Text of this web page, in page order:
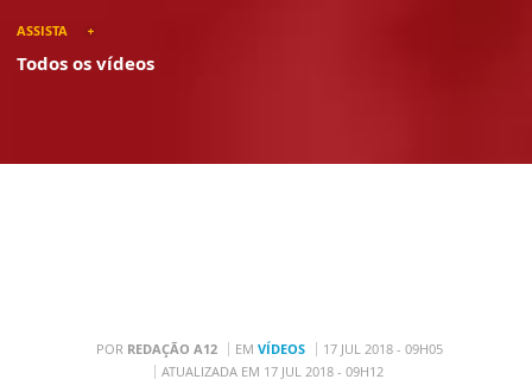
ASSISTA
Todos os vídeos
POR REDAÇÃO A12 EM VÍDEOS
17 JUL 2018 - 09H05
ATUALIZADA EM 17 JUL 2018 - 09H12